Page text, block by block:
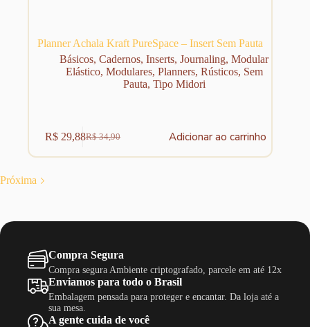
Planner Achala Kraft PureSpace – Insert Sem Pauta
Básicos,Cadernos,Inserts,Journaling,Modular
Elástico, Modulares, Planners, Rústicos, Sem
Pauta, Tipo Midori
R$34,90
O
preço
R$ 29,88O
preço
Adicionar ao carrinho
Próxima
Compra Segura
Compra segura Ambiente criptografado, parcele em até 12x
Enviamos para todo o Brasil
Embalagem pensada para proteger e encantar. Da loja até a
sua mesa.
A gente cuida de você